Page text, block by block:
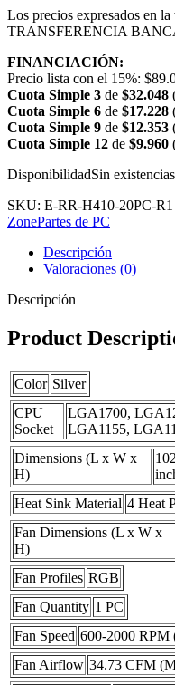
Los precios expresados en
TRANSFERENCIA
FINANCIACIÓN:
Precio lista con el 15%: $
Cuota Simple 3 de $32.048
Cuota Simple 6 de $17.228
Cuota Simple 9 de $12.353
Cuota Simple 12 de $9.960
DisponibilidadSin existencias
SKU: E-RR-H410-20PC-R1
ZonePartes de PC
Descripción
Valoraciones (0)
Descripción
Product
Color Silver
CPU
Socket
LGA1700,
LGA1155,
Dimensions (L x W x
H)
Heat Sink Material 4 Heat
Fan Dimensions (L x W x
H)
Fan Profiles RGB
Fan Quantity 1 PC
Fan Speed 600-2000 RPM
Fan Airflow 34.73 CFM